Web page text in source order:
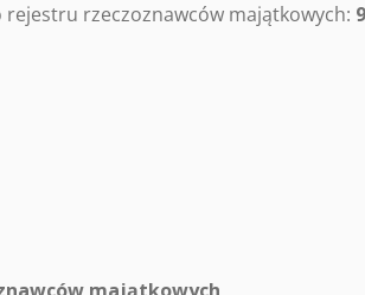
rzeczoznawców majątkowych: